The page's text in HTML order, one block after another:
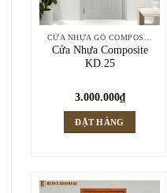
Cửa Nhựa Composite
KD.25
3.000.000₫
ĐẶT HÀNG